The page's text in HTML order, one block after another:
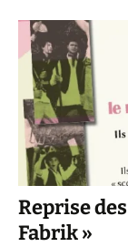
Reprise
Fabrik »